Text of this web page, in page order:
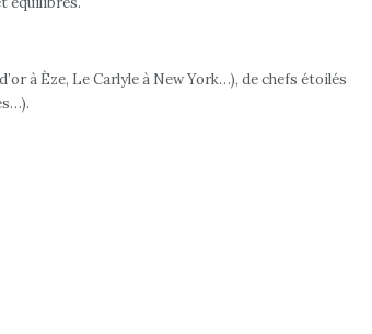
à Èze, Le Carlyle à New York…), de chefs étoilés